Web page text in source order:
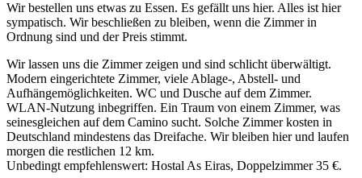
Wir bestellen uns etwas zu Essen. Es gefällt uns hier. Alles ist hier
sympatisch. Wir beschließen zu bleiben, wenn die Zimmer in
Ordnung sind und der Preis stimmt.
Wir lassen uns die Zimmer zeigen und sind schlicht überwältigt.
Modern eingerichtete Zimmer, viele Ablage-, Abstell- und
Aufhängemöglichkeiten. WC und Dusche auf dem Zimmer.
WLAN-Nutzung inbegriffen. Ein Traum von einem Zimmer, was
seinesgleichen auf dem Camino sucht. Solche Zimmer kosten in
Deutschland mindestens das Dreifache. Wir bleiben hier und laufen
morgen die restlichen 12 km.
Unbedingt empfehlenswert: Hostal As Eiras, Doppelzimmer 35 €.